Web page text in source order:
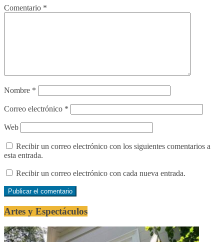
Comentario *
Nombre *
Correo electrónico *
Web
Recibir un correo electrónico con los siguientes comentarios a
esta entrada.
Recibir un correo electrónico con cada nueva entrada.
Artes y Espectáculos